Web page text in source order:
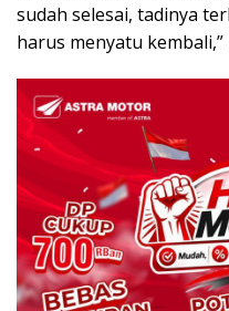
sudah selesai, tadinya
harus menyatu kembali,”